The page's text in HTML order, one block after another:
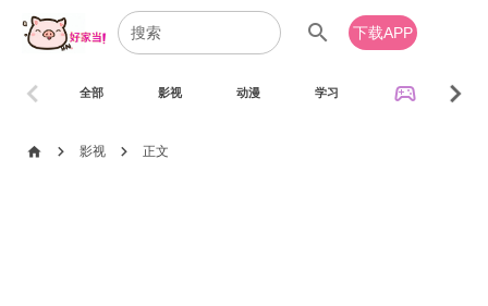
search 下载APP
全部 影视 动漫 学习 sports_esports
chevron_left chevron_right
home chevron_right 影视 chevron_right 正文